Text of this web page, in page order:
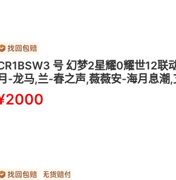
号 幻梦2星耀0耀世12
-龙马,兰-春之声,薇薇安-海月息潮
话,巫铃儿-镜花辞,零-狡,逍遥-菠萝